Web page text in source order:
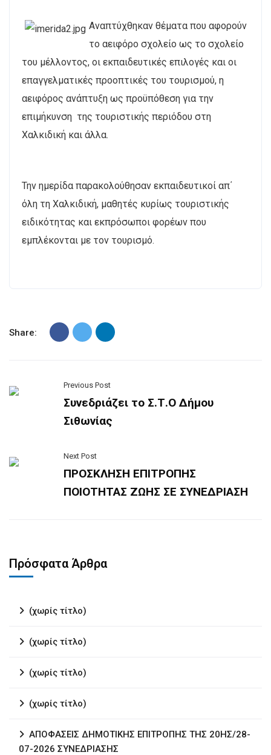
Αναπτύχθηκαν θέματα που αφορούν
το αειφόρο σχολείο ως το σχολείο
του μέλλοντος, οι εκπαιδευτικές επιλογές και οι
επαγγελματικές προοπτικές του τουρισμού, η
αειφόρος ανάπτυξη ως προϋπόθεση για την
επιμήκυνση της τουριστικής περιόδου στη
Χαλκιδική και άλλα.
Την ημερίδα παρακολούθησαν εκπαιδευτικοί απ΄
όλη τη Χαλκιδική, μαθητές κυρίως τουριστικής
ειδικότητας και εκπρόσωποι φορέων που
εμπλέκονται με τον τουρισμό.
Share:
Previous Post
Συνεδριάζει το Σ.Τ.Ο Δήμου
Σιθωνίας
Next Post
ΠΡΟΣΚΛΗΣΗ ΕΠΙΤΡΟΠΗΣ
ΠΟΙΟΤΗΤΑΣ ΖΩΗΣ ΣΕ ΣΥΝΕΔΡΙΑΣΗ
Πρόσφατα Άρθρα
(χωρίς τίτλο)
(χωρίς τίτλο)
(χωρίς τίτλο)
(χωρίς τίτλο)
ΑΠΟΦΑΣΕΙΣ ΔΗΜΟΤΙΚΗΣ ΕΠΙΤΡΟΠΗΣ ΤΗΣ 20ΗΣ/28-
07-2026 ΣΥΝΕΔΡΙΑΣΗΣ